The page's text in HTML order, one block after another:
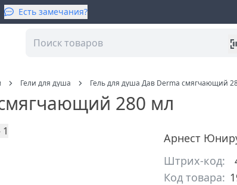
Есть замечания?
Гели для душа Гель для душа Дав Derma смягчающий
280 мл
Арнест
Штрих-код:
Код товара: